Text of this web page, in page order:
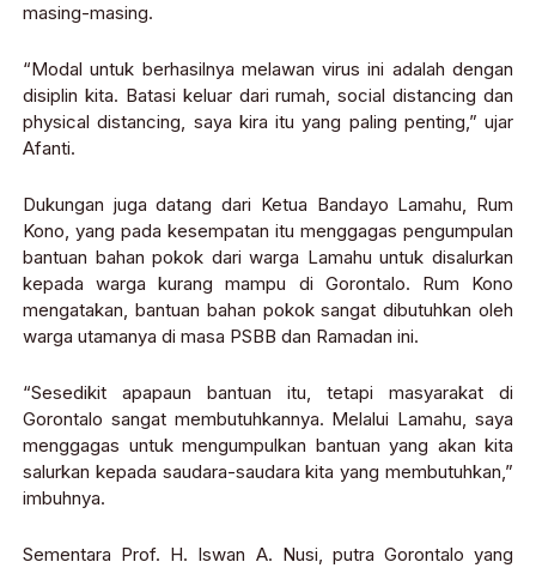
masing-masing.
“Modal untuk berhasilnya melawan virus ini adalah dengan
disiplin kita. Batasi keluar dari rumah, social distancing dan
physical distancing, saya kira itu yang paling penting,” ujar
Afanti.
Dukungan juga datang dari Ketua Bandayo Lamahu, Rum
Kono, yang pada kesempatan itu menggagas pengumpulan
bantuan bahan pokok dari warga Lamahu untuk disalurkan
kepada warga kurang mampu di Gorontalo. Rum Kono
mengatakan, bantuan bahan pokok sangat dibutuhkan oleh
warga utamanya di masa PSBB dan Ramadan ini.
“Sesedikit apapaun bantuan itu, tetapi masyarakat di
Gorontalo sangat membutuhkannya. Melalui Lamahu, saya
menggagas untuk mengumpulkan bantuan yang akan kita
salurkan kepada saudara-saudara kita yang membutuhkan,”
imbuhnya.
Sementara Prof. H. Iswan A. Nusi, putra Gorontalo yang